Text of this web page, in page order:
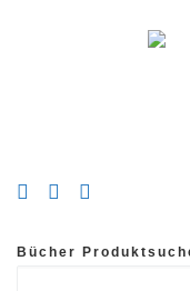
Bücher